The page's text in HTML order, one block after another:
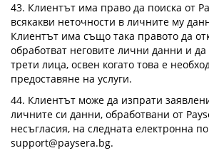
43. Клиентът има право да поиска от
всякакви неточности в личните му
Клиентът има също така правото да
обработват неговите лични данни и да
трети лица, освен когато това е
предоставяне на услуги.
44. Клиентът може да изпрати
личните си данни, обработвани от
несъгласия, на следната електронна
support@paysera.bg.